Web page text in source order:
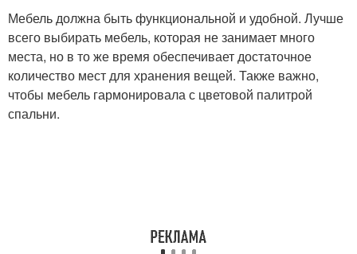
Мебель должна быть функциональной и удобной. Лучше
всего выбирать мебель, которая не занимает много
места, но в то же время обеспечивает достаточное
количество мест для хранения вещей. Также важно,
чтобы мебель гармонировала с цветовой палитрой
спальни.